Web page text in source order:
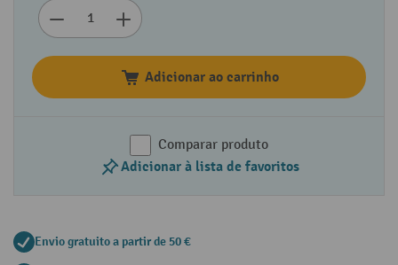
Adicionar ao carrinho
Comparar produto
Adicionar à lista de favoritos
Envio gratuito a partir de 50 €